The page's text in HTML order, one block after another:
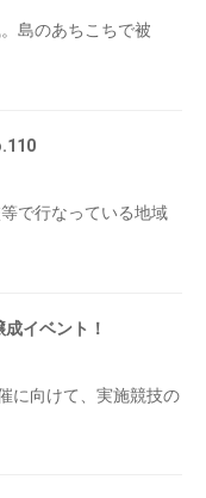
島のあちこちで被
で行なっている地域
イベント！
に向けて、実施競技の